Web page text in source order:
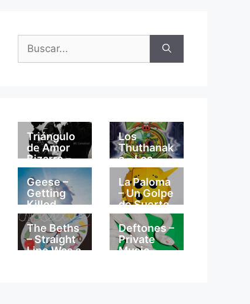
Triángulo
de Amor
Bizarro –
Mi
Catedral
Los
Thuthanak
a – Los
Thuthanak
a
Geese –
Getting
Killed
La Paloma
– Un Golpe
de Suerte
The Beths
– Straight
Line Was a
Deftones –
Private
Music